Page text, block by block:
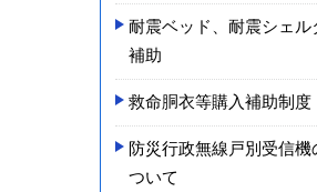
耐震ベッド、耐震シェル
補助
救命胴衣等購入補助制度
防災行政無線戸別受信機
ついて